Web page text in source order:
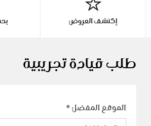
إكتشف العروض
طلب قيادة تجريبية
الموقع المفضل *